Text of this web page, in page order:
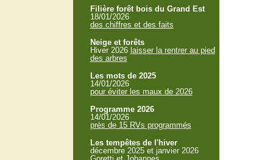
Filière forêt bois du Grand Est
18/01/2026
des chiffres et des faits
Neige et forêts
Hiver 2026 laisser la rentrer au pied
des arbres
Les mots de 2025
14/01/2026
pour éviter les maux de 2026
Programme 2026
14/01/2026
près de 15 RVs programmés
Les tempêtes de l'hiver
décembre 2025 et janvier 2026